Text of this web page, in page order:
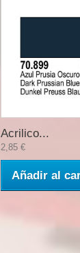
Acrilico...
2,85 €
Añadir al